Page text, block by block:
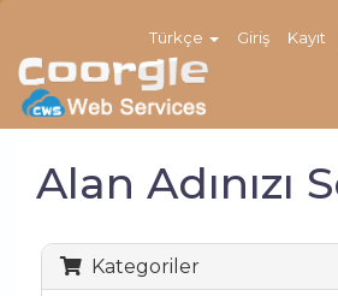
Türkçe Giriş Kayıt
Alan Adınızı
Kategoriler